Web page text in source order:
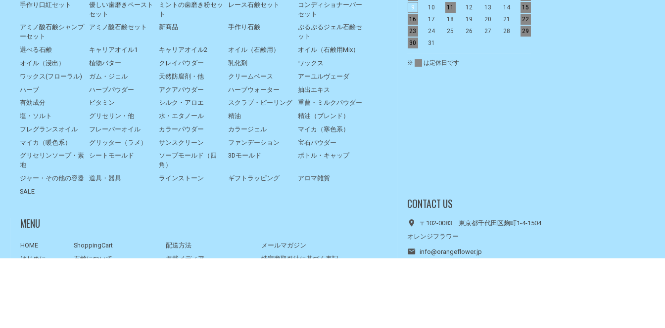
手作り口紅セット
優しい歯磨きペースト
セット
ミントの歯磨き粉セッ
ト
レース石鹸セット
コンディショナーバー
セット
アミノ酸石鹸シャンプ
ーセット
アミノ酸石鹸セット 新商品 手作り石鹸
ぷるぷるジェル石鹸セ
ット
選べる石鹸
キャリアオイル1 キャリアオイル2 オイル（石鹸用）
オイル（石鹸用Mix）
オイル（浸出）
植物バター クレイパウダー 乳化剤
ワックス
ワックス(フローラル)
ガム・ジェル 天然防腐剤・他 クリームベース
アーユルヴェーダ
ハーブ
ハーブパウダー アクアパウダー ハーブウォーター
抽出エキス
有効成分
ビタミン シルク・アロエ スクラブ・ピーリング
重曹・ミルクパウダー
塩・ソルト
グリセリン・他 水・エタノール 精油
精油（ブレンド）
フレグランスオイル
フレーバーオイル カラーパウダー カラージェル
マイカ（寒色系）
マイカ（暖色系）
グリッター（ラメ） サンスクリーン ファンデーション
宝石パウダー
グリセリンソープ・素
地
シートモールド
ソープモールド（四
角）
3Dモールド ボトル・キャップ
ジャー・その他の容器 道具・器具 ラインストーン ギフトラッピング
アロマ雑貨
SALE
9
10 11 12 13 14
15
16
17 18 19 20 21
22
23
24 25 26 27 28
29
30
31
※ は定休日です
MENU
HOME
はじめに
ShoppingCart
石鹸について
配送方法
掲載メディア
メールマガジン
特定商取引法に基づく表記
CONTACT US
〒102-0083 東京都千代田区麹町1-4-1504
オレンジフラワー
info@orangeflower.jp